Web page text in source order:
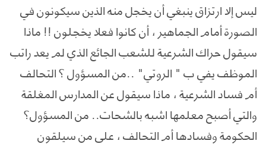
ليس إلا ارتزاق ينبغي أن يخجل منه الذين سيكونون في
الصورة أمام الجماهير ، أن كانوا فعلا يخجلون !! ماذا
سيقول حراك الشرعية للشعب الجائع الذي لم يعد راتب
الموظف يفي ب " الروتي" ..من المسؤول ؟ التحالف
أم فساد الشرعية ، ماذا سيقول عن المدارس المغلقة
والتي أصبح معلمها اشبه بالشحات.. من المسؤول؟
الحكومة وفسادها أم التحالف ، على من سيلقون